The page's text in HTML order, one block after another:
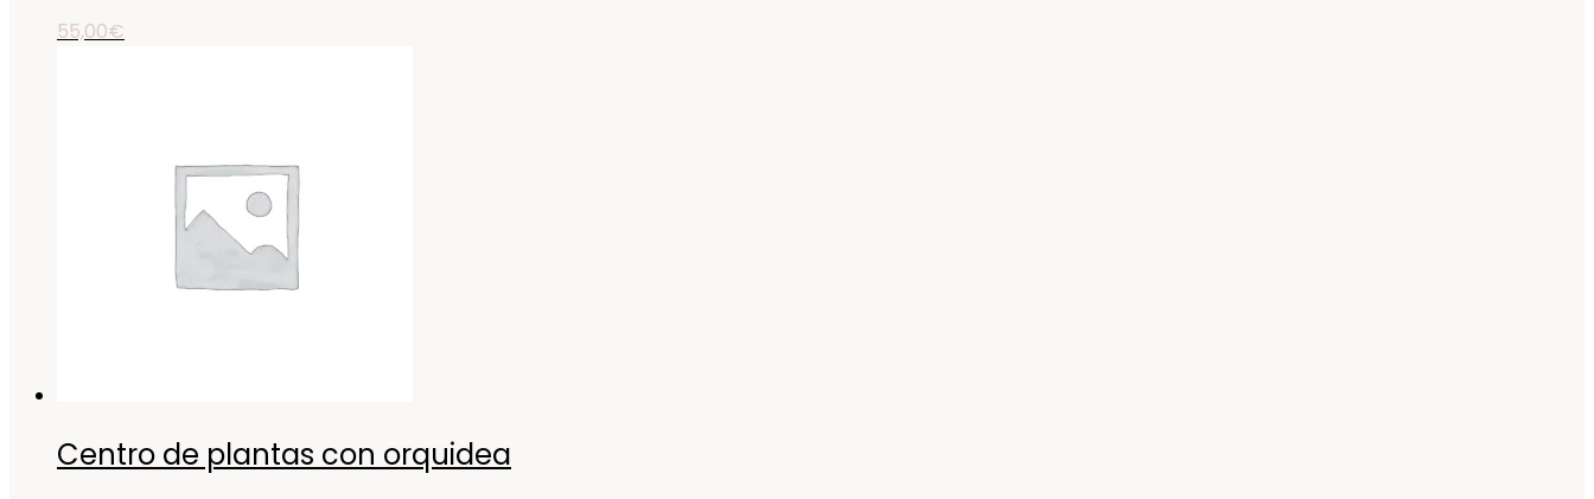
55,00€
Centro de plantas con orquidea